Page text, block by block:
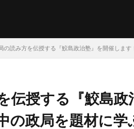
の読み方を伝授する『鮫島政治塾』を開催しま
伝授する『鮫島政
の政局を題材に学